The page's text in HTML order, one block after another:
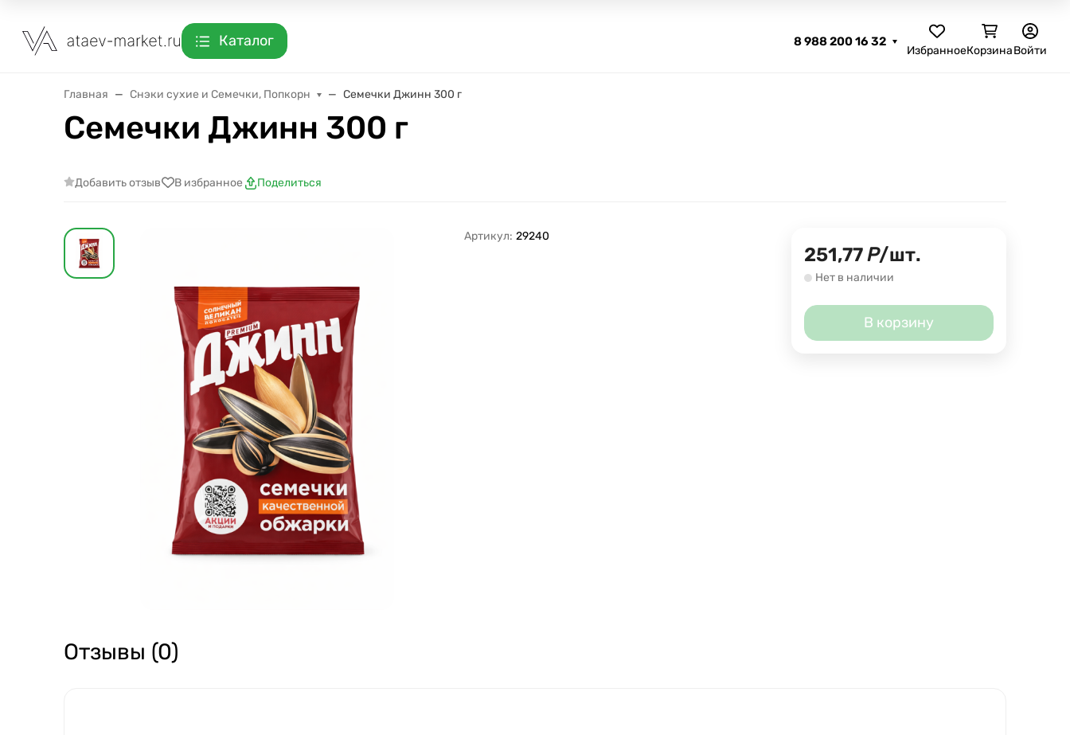
Каталог 8 988 200 16 32
ИзбранноеКорзинаВойти
Главная Снэки сухие и Семечки, Попкорн Семечки Джинн 300 г
Семечки Джинн 300 г
Добавить отзыв В избранное Поделиться
Артикул: 29240
251,77Р/шт.
Нет в наличии
В корзину
Отзывы (0)